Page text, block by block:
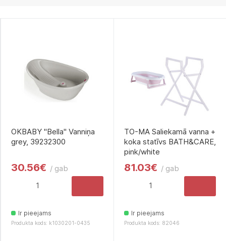
OKBABY "Bella" Vanniņa
grey, 39232300
30.56€ / gab
Ir pieejams
Produkta kods: k1030201-0435
TO-MA Saliekamā vanna +
koka statīvs BATH&CARE,
pink/white
81.03€ / gab
Ir pieejams
Produkta kods: 82046